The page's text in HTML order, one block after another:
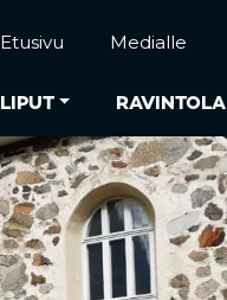
LIPUT RAVINTOLA
Etusivu Medialle